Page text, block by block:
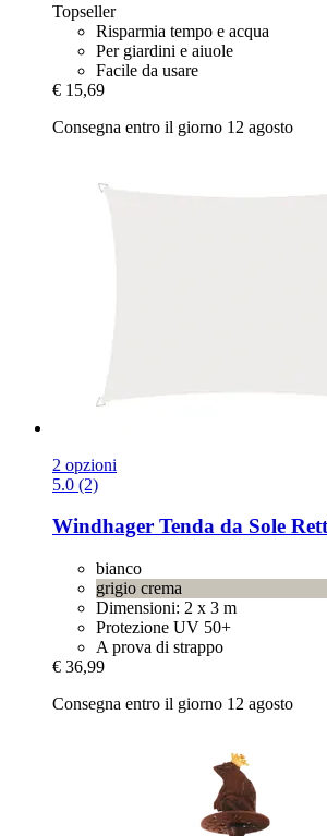
Topseller
Risparmia tempo e acqua
Per giardini e aiuole
Facile da usare
€ 15,69
Consegna entro il giorno 12 agosto
2 opzioni
5.0 (2)
Windhager Tenda da Sole
bianco
grigio crema
Dimensioni: 2 x 3 m
Protezione UV 50+
A prova di strappo
€ 36,99
Consegna entro il giorno 12 agosto